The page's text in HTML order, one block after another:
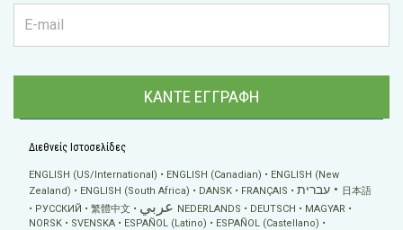
ΚΑΝΤΕ ΕΓΓΡΑΦΗ
Διεθνείς Ιστοσελίδες
ENGLISH (US/International) ENGLISH (Canadian)
ENGLISH (New
Zealand)
ENGLISH (South Africa) DANSK FRANÇAIS עברית
日本語
РУССКИЙ
繁體中文 عربي NEDERLANDS DEUTSCH
MAGYAR
NORSK
SVENSKA ESPAÑOL (Latino)
ESPAÑOL (Castellano)